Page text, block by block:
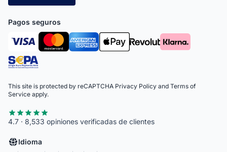
Pagos seguros
This site is protected by reCAPTCHA Privacy Policy and Terms of
Service apply.
4.7 · 8,533 opiniones verificadas de clientes
Idioma